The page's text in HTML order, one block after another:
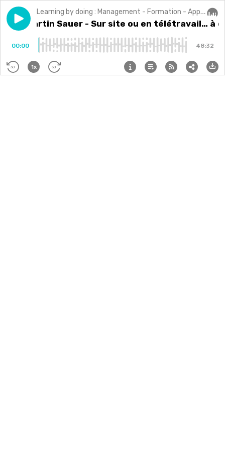
Play episode#54 - Martin Sauer - Sur site ou en télétravail… à
Learning by doing : Management - Formation - Apprentissage par la pratique
- Martin Sauer - Sur site ou en télétravail… à
00:00 48:32
30 1x 30